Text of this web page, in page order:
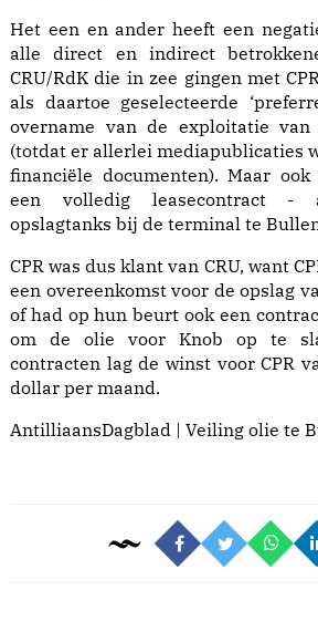
Het een en ander heeft een
alle direct en indirect
CRU/RdK die in zee gingen met
als daartoe geselecteerde
overname van de exploitatie
(totdat er allerlei mediapublicaties
financiële documenten). Maar
een volledig leasecontract -
opslagtanks bij de terminal te
CPR was dus klant van CRU, want
een overeenkomst voor de opslag
of had op hun beurt ook een
om de olie voor Knob op te
contracten lag de winst voor CPR
dollar per maand.
AntilliaansDagblad | Veiling olie te